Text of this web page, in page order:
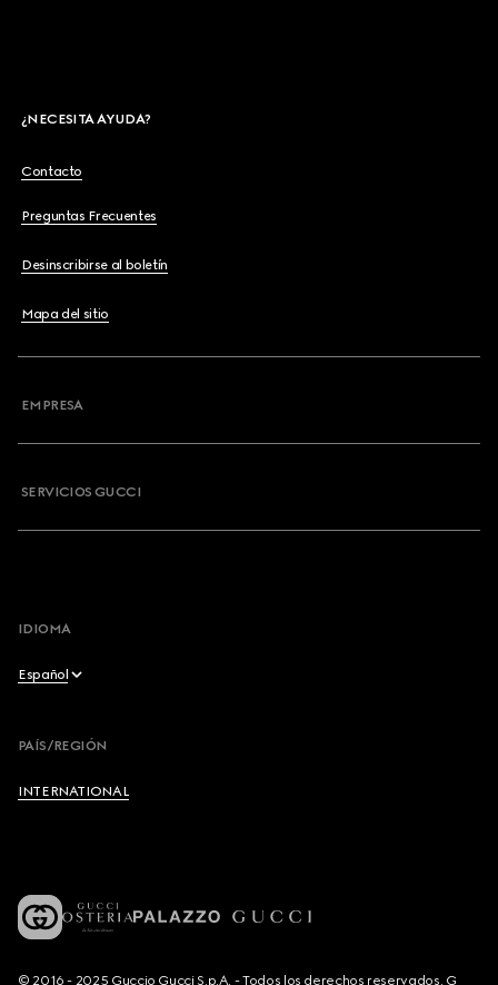
¿NECESITA AYUDA?
Contacto
Preguntas Frecuentes
Desinscribirse al boletín
Mapa del sitio
EMPRESA
SERVICIOS GUCCI
IDIOMA
Español
Français
PAÍS/REGIÓN
INTERNATIONAL
© 2016 - 2025 Guccio Gucci S.p.A. - Todos los derechos reservados. G